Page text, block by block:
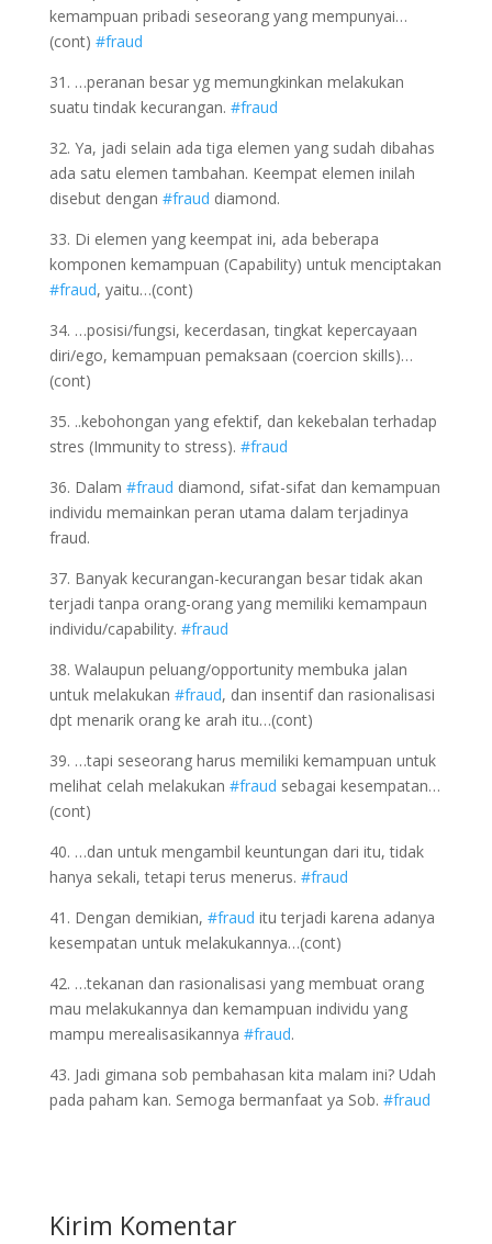
kemampuan pribadi seseorang yang mempunyai…
(cont) #fraud
31. …peranan besar yg memungkinkan melakukan
suatu tindak kecurangan. #fraud
32. Ya, jadi selain ada tiga elemen yang sudah dibahas
ada satu elemen tambahan. Keempat elemen inilah
disebut dengan #fraud diamond.
33. Di elemen yang keempat ini, ada beberapa
komponen kemampuan (Capability) untuk menciptakan
#fraud, yaitu…(cont)
34. …posisi/fungsi, kecerdasan, tingkat kepercayaan
diri/ego, kemampuan pemaksaan (coercion skills)…
(cont)
35. ..kebohongan yang efektif, dan kekebalan terhadap
stres (Immunity to stress). #fraud
36. Dalam #fraud diamond, sifat-sifat dan kemampuan
individu memainkan peran utama dalam terjadinya
fraud.
37. Banyak kecurangan-kecurangan besar tidak akan
terjadi tanpa orang-orang yang memiliki kemampaun
individu/capability. #fraud
38. Walaupun peluang/opportunity membuka jalan
untuk melakukan #fraud, dan insentif dan rasionalisasi
dpt menarik orang ke arah itu…(cont)
39. …tapi seseorang harus memiliki kemampuan untuk
melihat celah melakukan #fraud sebagai kesempatan…
(cont)
40. …dan untuk mengambil keuntungan dari itu, tidak
hanya sekali, tetapi terus menerus. #fraud
41. Dengan demikian, #fraud itu terjadi karena adanya
kesempatan untuk melakukannya…(cont)
42. …tekanan dan rasionalisasi yang membuat orang
mau melakukannya dan kemampuan individu yang
mampu merealisasikannya #fraud.
43. Jadi gimana sob pembahasan kita malam ini? Udah
pada paham kan. Semoga bermanfaat ya Sob. #fraud
Kirim Komentar